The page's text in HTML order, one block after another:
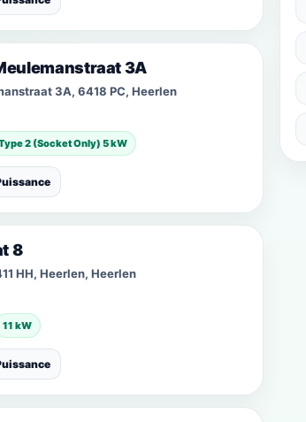
3A
3A, 6418 PC, Heerlen
2 (Socket Only) 5 kW
8
HH, Heerlen, Heerlen
11 kW